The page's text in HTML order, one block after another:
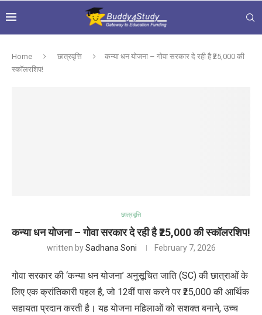
Home छात्रवृत्ति
कन्या धन योजना – गोवा सरकार दे रही है ₹25,000 की
स्कॉलरशिप!
छात्रवृत्ति
कन्या धन योजना – गोवा सरकार दे रही है ₹25,000 की स्कॉलरशिप!
written bySadhana Soni February 7, 2026
गोवा सरकार की ‘कन्या धन योजना’ अनुसूचित जाति (SC) कीछात्राओंके
लिए एक क्रांतिकारी पहल है, जो 12वीं पास करने पर ₹25,000 की आर्थिक
सहायताप्रदान करतीहै। यह योजना महिलाओं को सशक्त बनाने, उच्च